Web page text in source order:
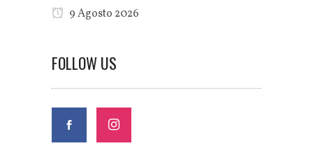
9 Agosto 2026
FOLLOW US